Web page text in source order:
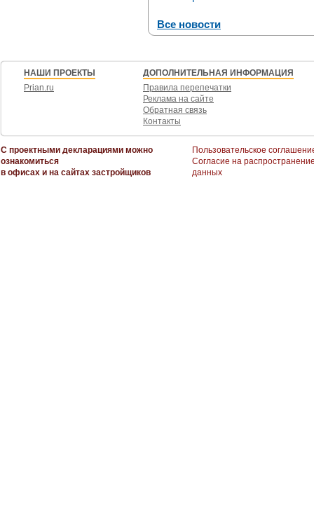
Все новости
НАШИ ПРОЕКТЫ
Prian.ru
ДОПОЛНИТЕЛЬНАЯ ИНФОРМАЦИЯ
Правила перепечатки
Реклама на сайте
Обратная связь
Контакты
С проектными декларациями можно
ознакомиться
в офисах и на сайтах застройщиков
Пользовательское
Согласие на
данных